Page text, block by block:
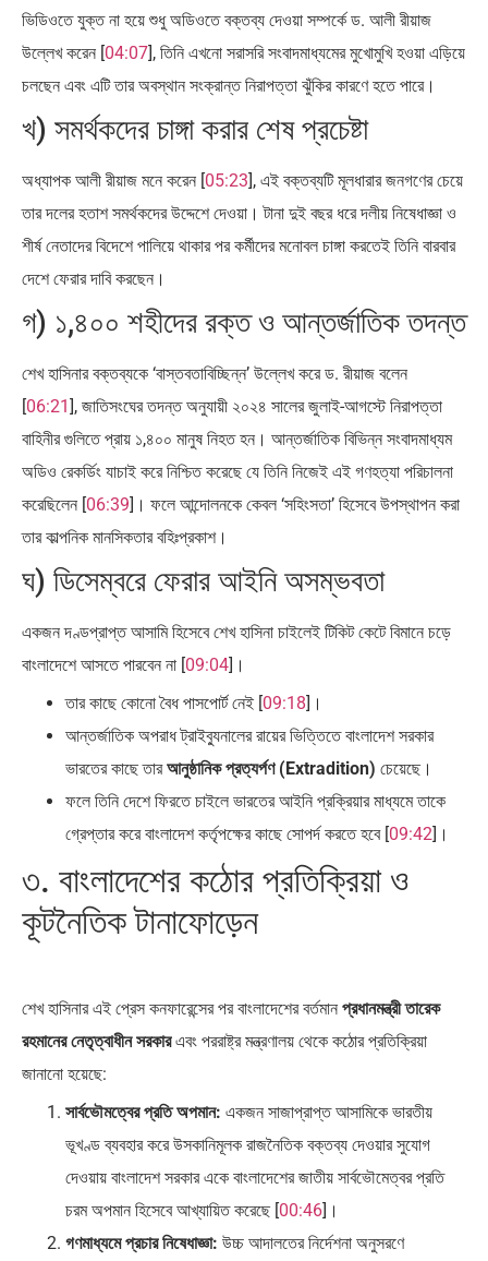
ভিডিওতে যুক্ত না হয়ে শুধু অডিওতে বক্তব্য দেওয়া সম্পর্কে ড. আলী রীয়াজ
উল্লেখ করেন [04:07], তিনি এখনো সরাসরি সংবাদমাধ্যমের মুখোমুখি হওয়া এড়িয়ে
চলছেন এবং এটি তার অবস্থান সংক্রান্ত নিরাপত্তা ঝুঁকির কারণে হতে পারে।
খ) সমর্থকদের চাঙ্গা করার শেষ প্রচেষ্টা
অধ্যাপক আলী রীয়াজ মনে করেন [05:23], এই বক্তব্যটি মূলধারার জনগণের চেয়ে
তার দলের হতাশ সমর্থকদের উদ্দেশে দেওয়া। টানা দুই বছর ধরে দলীয় নিষেধাজ্ঞা ও
শীর্ষ নেতাদের বিদেশে পালিয়ে থাকার পর কর্মীদের মনোবল চাঙ্গা করতেই তিনি বারবার
দেশে ফেরার দাবি করছেন।
গ) ১,৪০০ শহীদের রক্ত ও আন্তর্জাতিক তদন্ত
শেখ হাসিনার বক্তব্যকে ‘বাস্তবতাবিচ্ছিন্ন’ উল্লেখ করে ড. রীয়াজ বলেন
[06:21], জাতিসংঘের তদন্ত অনুযায়ী ২০২৪ সালের জুলাই-আগস্টে নিরাপত্তা
বাহিনীর গুলিতে প্রায় ১,৪০০ মানুষ নিহত হন। আন্তর্জাতিক বিভিন্ন সংবাদমাধ্যম
অডিও রেকর্ডিং যাচাই করে নিশ্চিত করেছে যে তিনি নিজেই এই গণহত্যা পরিচালনা
করেছিলেন [06:39]। ফলে আন্দোলনকে কেবল ‘সহিংসতা’ হিসেবে উপস্থাপন করা
তার কাল্পনিক মানসিকতার বহিঃপ্রকাশ।
ঘ) ডিসেম্বরে ফেরার আইনি অসম্ভবতা
একজন দণ্ডপ্রাপ্ত আসামি হিসেবে শেখ হাসিনা চাইলেই টিকিট কেটে বিমানে চড়ে
বাংলাদেশে আসতে পারবেন না [09:04]।
তার কাছে কোনো বৈধ পাসপোর্ট নেই [09:18]।
আন্তর্জাতিক অপরাধ ট্রাইব্যুনালের রায়ের ভিত্তিতে বাংলাদেশ সরকার
ভারতের কাছে তারআনুষ্ঠানিক প্রত্যর্পণ (Extradition) চেয়েছে।
ফলে তিনি দেশে ফিরতে চাইলে ভারতের আইনি প্রক্রিয়ার মাধ্যমে তাকে
গ্রেপ্তার করে বাংলাদেশ কর্তৃপক্ষের কাছে সোপর্দ করতে হবে [09:42]।
৩. বাংলাদেশের কঠোর প্রতিক্রিয়া ও
কূটনৈতিক টানাফোড়েন
শেখ হাসিনার এই প্রেস কনফারেন্সের পর বাংলাদেশের বর্তমান প্রধানমন্ত্রী তারেক
রহমানের নেতৃত্বাধীন সরকারএবং পররাষ্ট্র মন্ত্রণালয় থেকে কঠোর প্রতিক্রিয়া
জানানো হয়েছে:
সার্বভৌমত্বের প্রতি অপমান: একজন সাজাপ্রাপ্ত আসামিকে ভারতীয়
ভূখণ্ড ব্যবহার করে উসকানিমূলক রাজনৈতিক বক্তব্য দেওয়ার সুযোগ
দেওয়ায় বাংলাদেশ সরকার একে বাংলাদেশের জাতীয় সার্বভৌমেত্বর প্রতি
চরম অপমান হিসেবে আখ্যায়িত করেছে [00:46]।
গণমাধ্যমে প্রচার নিষেধাজ্ঞা: উচ্চ আদালতের নির্দেশনা অনুসরণে